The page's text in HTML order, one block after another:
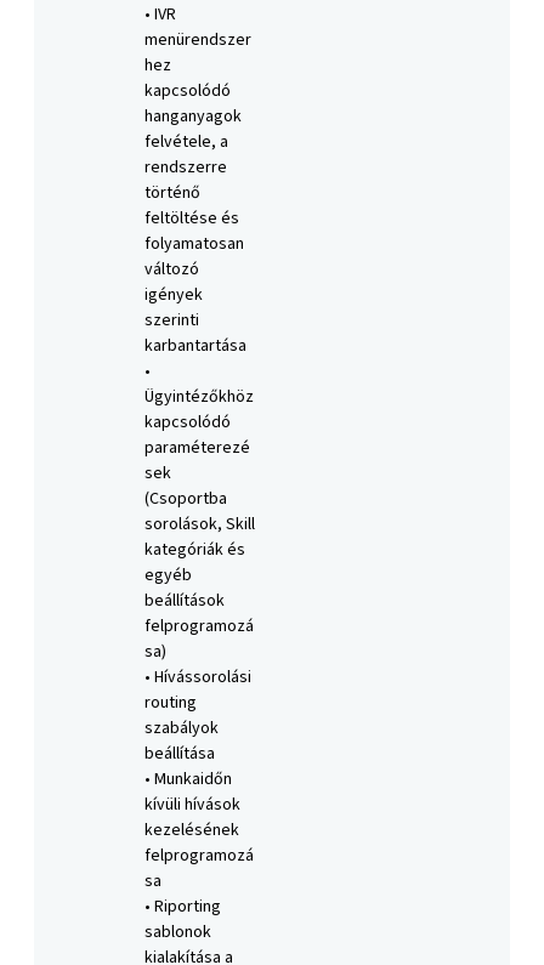
• IVR
menürendszer
hez
kapcsolódó
hanganyagok
felvétele, a
rendszerre
történő
feltöltése és
folyamatosan
változó
igények
szerinti
karbantartása
•
Ügyintézőkhöz
kapcsolódó
paraméterezé
sek
(Csoportba
sorolások, Skill
kategóriák és
egyéb
beállítások
felprogramozá
sa)
• Hívássorolási
routing
szabályok
beállítása
• Munkaidőn
kívüli hívások
kezelésének
felprogramozá
sa
• Riporting
sablonok
kialakítása a